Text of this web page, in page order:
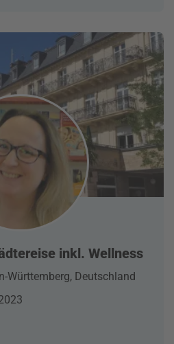
inkl. Wellness
Württemberg, Deutschland